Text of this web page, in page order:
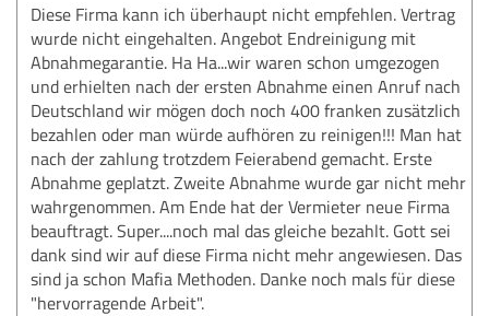
Diese Firma kann ich überhaupt nicht empfehlen. Vertrag
wurde nicht eingehalten. Angebot Endreinigung mit
Abnahmegarantie. Ha Ha...wir waren schon umgezogen
und erhielten nach der ersten Abnahme einen Anruf nach
Deutschland wir mögen doch noch 400 franken zusätzlich
bezahlen oder man würde aufhören zu reinigen!!! Man hat
nach der zahlung trotzdem Feierabend gemacht. Erste
Abnahme geplatzt. Zweite Abnahme wurde gar nicht mehr
wahrgenommen. Am Ende hat der Vermieter neue Firma
beauftragt. Super....noch mal das gleiche bezahlt. Gott sei
dank sind wir auf diese Firma nicht mehr angewiesen. Das
sind ja schon Mafia Methoden. Danke noch mals für diese
"hervorragende Arbeit".